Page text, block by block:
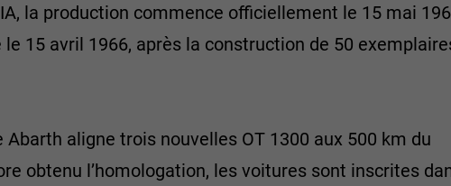
la production commence officiellement le 15 mai
15 avril 1966, après la construction de 50
aligne trois nouvelles OT 1300 aux 500 km du
obtenu l’homologation, les voitures sont inscrites